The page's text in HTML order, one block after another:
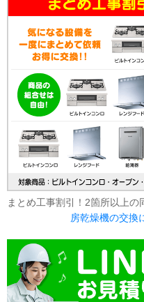
まとめ工事割引！2箇所以上の
房乾燥機の交換